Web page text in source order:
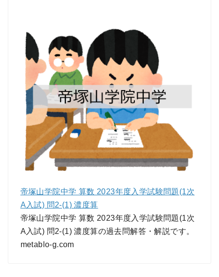
帝塚山学院中学 算数 2023年度入学試験問題(1次
A入試) 問2-(1) 濃度算
帝塚山学院中学 算数 2023年度入学試験問題(1次
A入試) 問2-(1) 濃度算の過去問解答・解説です。
metablo-g.com